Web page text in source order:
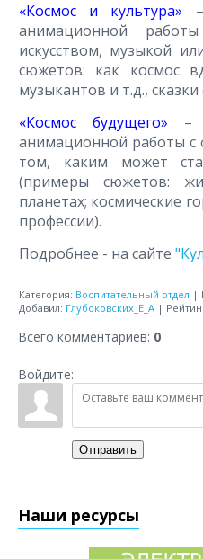
«Космос и культура»
анимационной
искусством, музыкой
сюжетов: как космос
музыкантов и т.д., сказки
«Космос будущего» –
анимационной работы
том, каким может
(примеры сюжетов:
планетах; космические
профессии).
Подробнее - на сайте
Категория: Воспитательный отдел |
Добавил: Глубоковских_Е_А |
Всего комментариев: 0
Войдите:
Отправить
Наши ресурсы